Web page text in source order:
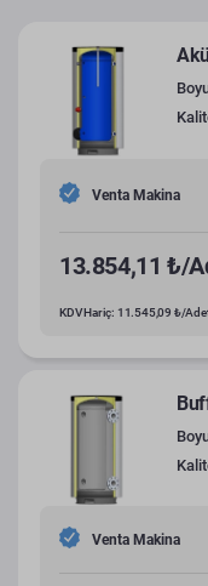
Venta Makina
13.854,11 ₺/
KDV Hariç: 11.545,09 ₺/
Venta Makina